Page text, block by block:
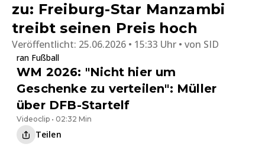
zu: Freiburg-Star Manzambi
treibt seinen Preis hoch
Veröffentlicht: 25.06.2026 • 15:33 Uhr von SID
ran Fußball
WM 2026: "Nicht hier um
Geschenke zu verteilen": Müller
über DFB-Startelf
Videoclip • 02:32 Min
Teilen